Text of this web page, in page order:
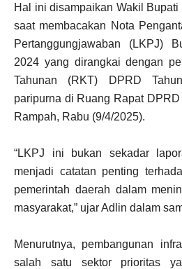
Hal ini disampaikan Wakil
saat membacakan Nota
Pertanggungjawaban (LKPJ)
2024 yang dirangkai dengan
Tahunan (RKT) DPRD
paripurna di Ruang Rapat
Rampah, Rabu (9/4/2025).
“LKPJ ini bukan sekadar
menjadi catatan penting
pemerintah daerah dalam
masyarakat,” ujar Adlin dalam
Menurutnya, pembangunan
salah satu sektor prioritas